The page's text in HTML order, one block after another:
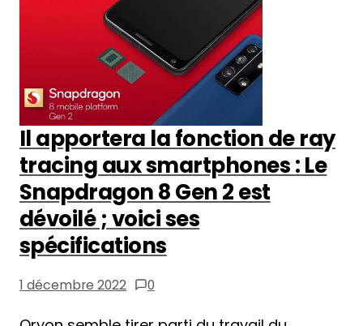
Il apportera la fonction de ray
tracing aux smartphones : Le
Snapdragon 8 Gen 2 est
dévoilé ; voici ses
spécifications